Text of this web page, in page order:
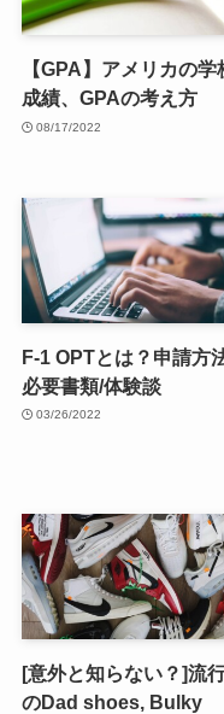
【GPA】アメリカの学
成績、GPAの考え方
08/17/2022
F-1 OPTとは？申請方
必要書類/体験談
03/26/2022
[意外と知らない？]流
のDad shoes, Bulky